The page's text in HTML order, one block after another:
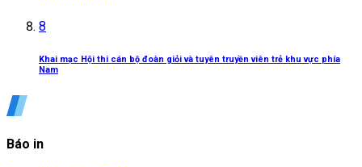
8
Khai mạc Hội thi cán bộ đoàn giỏi và tuyên truyền viên trẻ khu vực phía
Nam
Báo in